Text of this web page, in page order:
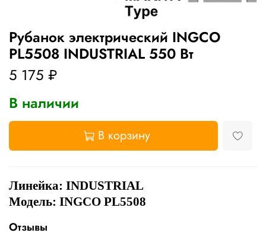
Рубанок электрический INGCO
PL5508 INDUSTRIAL 550 Вт
5 175 ₽
В наличии
В корзину
Линейка: INDUSTRIAL
Модель: INGCO PL5508
Отзывы